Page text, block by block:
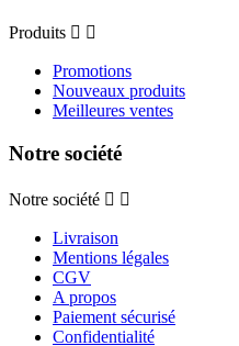
Produits  
Promotions
Nouveaux produits
Meilleures ventes
Notre société
Notre société  
Livraison
Mentions légales
CGV
A propos
Paiement sécurisé
Confidentialité